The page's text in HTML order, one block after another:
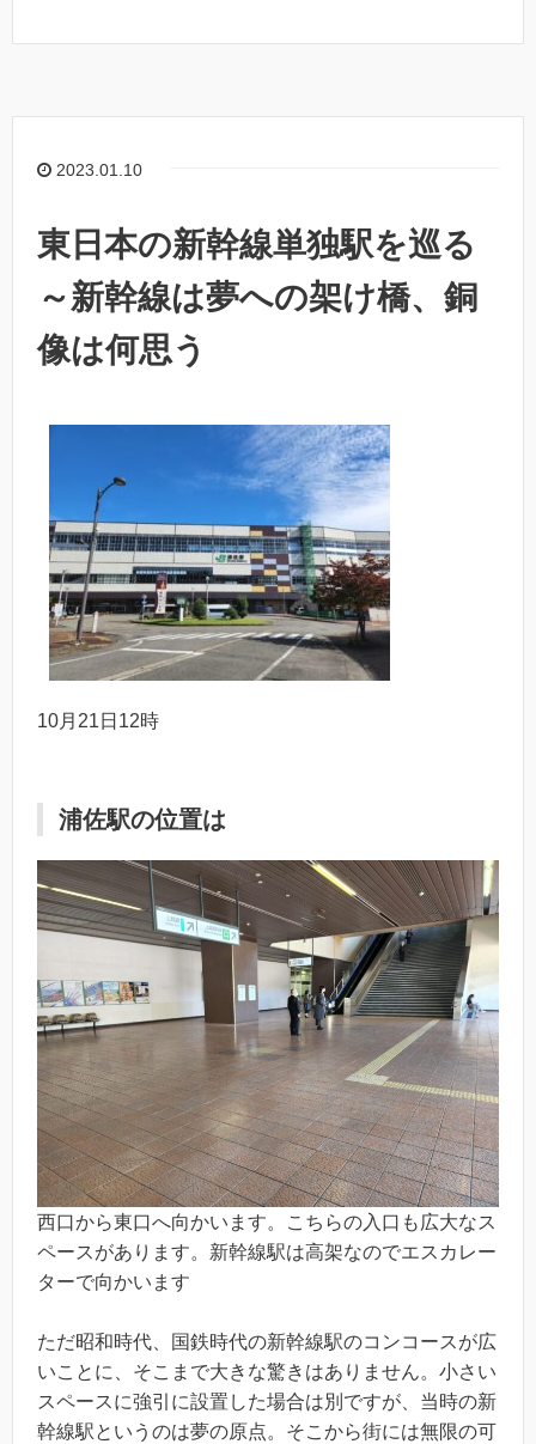
2023.01.10
東日本の新幹線単独駅を巡る
～新幹線は夢への架け橋、銅
像は何思う
10月21日12時
浦佐駅の位置は
西口から東口へ向かいます。こちらの入口も広大なス
ペースがあります。新幹線駅は高架なのでエスカレー
ターで向かいます
ただ昭和時代、国鉄時代の新幹線駅のコンコースが広
いことに、そこまで大きな驚きはありません。小さい
スペースに強引に設置した場合は別ですが、当時の新
幹線駅というのは夢の原点。そこから街には無限の可